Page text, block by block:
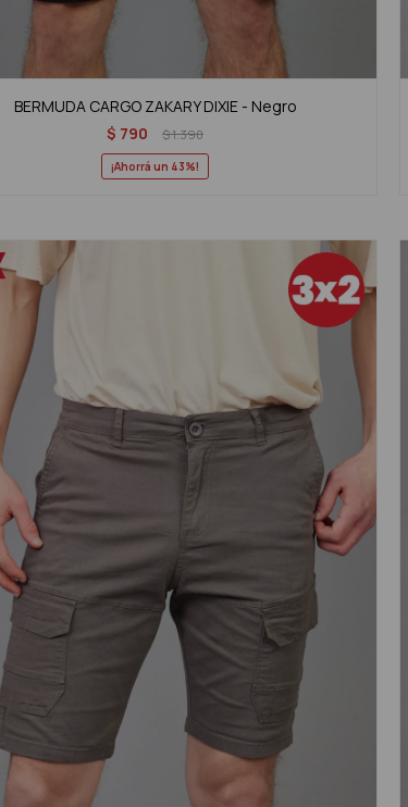
BERMUDA CARGO ZAKARY DIXIE - Negro
$ 790 $1.390
43